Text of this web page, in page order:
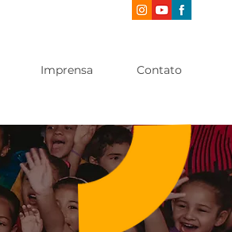
Imprensa Contato